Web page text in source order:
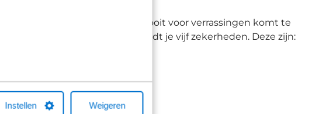
Instellen Weigeren
. Dit betekent dat je nooit voor verrassingen komt te
Het Private Lease Keurmerk biedt je vijf zekerheden. Deze zijn: